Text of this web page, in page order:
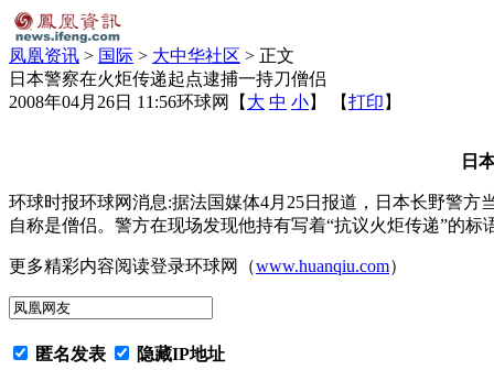
凤凰资讯 > 国际 > 大中华社区 > 正文
日本警察在火炬传递起点逮捕一持刀僧侣
2008年04月26日 11:56环球网 【 大 中 小】 【打印 】
日
环球时报环球网消息:据法国媒体4月25日报道，日本长野警
自称是僧侣。警方在现场发现他持有写着“抗议火炬传递”的
更多精彩内容阅读登录环球网（www.huanqiu.com）
匿名发表 隐藏IP地址